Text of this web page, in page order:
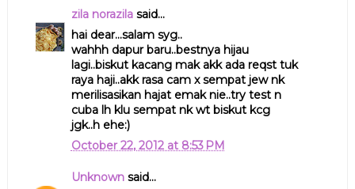
zila norazilasaid...
hai dear...salam syg..
wahhh dapur baru..bestnya hijau
lagi..biskut kacang mak akk ada reqst tuk
raya haji..akk rasa cam x sempat jew nk
merilisasikan hajat emak nie..try test n
cuba lh klu sempat nk wt biskut kcg
jgk..h ehe:)
October 22, 2012 at 8:53 PM
Unknownsaid...